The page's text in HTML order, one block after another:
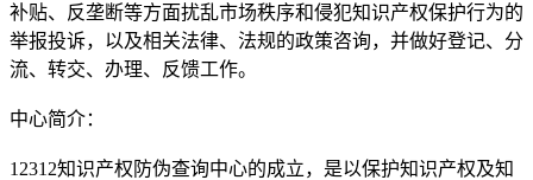
补贴、反垄断等方面扰乱市场秩序和侵犯知识产权保护行为的
举报投诉，以及相关法律、法规的政策咨询，并做好登记、分
流、转交、办理、反馈工作。
中心简介：
12312知识产权防伪查询中心的成立，是以保护知识产权及知